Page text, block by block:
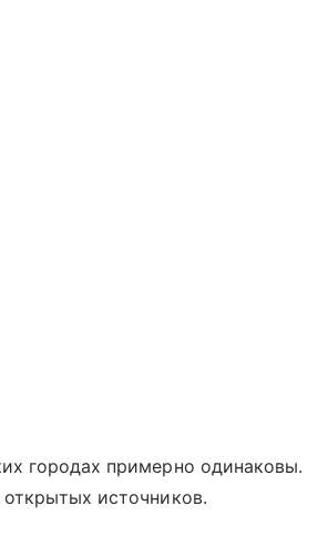
городах примерно одинаковы.
источников.